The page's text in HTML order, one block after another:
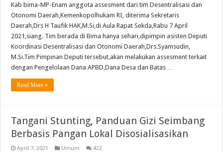
Kab bima-MP-Enam anggota assesment dari tim Desentralisasi dan
Otonomi Daerah,Kemenkopolhukam RI, diterima Sekretaris
Daerah,Drs H Taufik HAK,M.Si,di Aula Rapat Sekda,Rabu 7 April
2021,siang. Tim berada di Bima hanya sehari,dipimpin asisten Deputi
Koordinasi Desentralisasi dan Otonomi Daerah,Drs.Syamsudin,
M.Si.Tim Pimpinan Deputi tersebut,akan melakukan assesment terkait
dengan Pengelolaan Dana APBD,Dana Desa dan Batas …
Read More »
Tangani Stunting, Panduan Gizi Seimbang
Berbasis Pangan Lokal Disosialisasikan
April 7, 2021 Umum 422